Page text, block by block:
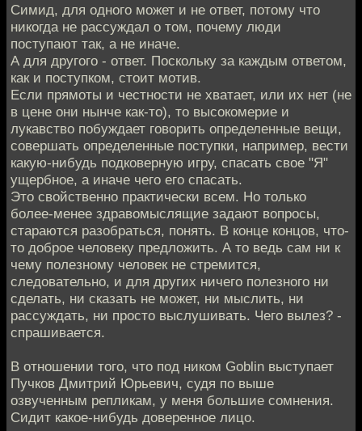
Симид, для одного может и не ответ, потому что
никогда не рассуждал о том, почему люди
поступают так, а не иначе.
А для другого - ответ. Поскольку за каждым ответом,
как и поступком, стоит мотив.
Если прямоты и честности не хватает, или их нет (не
в цене они нынче как-то), то высокомерие и
лукавство побуждает говорить определенные вещи,
совершать определенные поступки, например, вести
какую-нибудь подковерную игру, спасать свое "Я"
ущербное, а иначе чего его спасать.
Это свойственно практически всем. Но только
более-менее здравомыслящие задают вопросы,
стараются разобраться, понять. В конце концов, что-
то доброе человеку предложить. А то ведь сам ни к
чему полезному человек не стремится,
следовательно, и для других ничего полезного ни
сделать, ни сказать не может, ни мыслить, ни
рассуждать, ни просто выслушивать. Чего вылез? -
спрашивается.
В отношении того, что под ником Goblin выступает
Пучков Дмитрий Юрьевич, судя по выше
озвученным репликам, у меня большие сомнения.
Сидит какое-нибудь доверенное лицо.